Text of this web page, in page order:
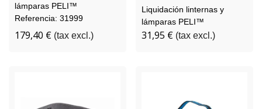
lámparas PELI™
Referencia: 31999
179,40 € (tax excl.)
Reacondicionado
Liquidación linternas y
lámparas PELI™
31,95 € (tax excl.)